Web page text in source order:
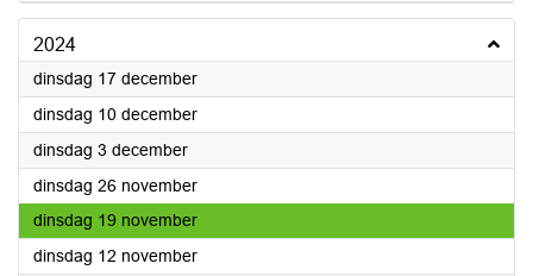
2024
dinsdag 17 december2024
dinsdag 10 december2024
dinsdag 3 december2024
dinsdag 26 november2024
dinsdag 19 november2024
dinsdag 12 november2024